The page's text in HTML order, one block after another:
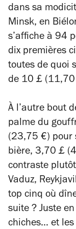
dans sa
Minsk, en
s’affiche à 94
dix premières
toutes de quoi
de 10 £ (11,70
À l’autre bout
palme du
(23,75 €) pour
bière, 3,70 £
contraste
Vaduz,
top cinq où
suite ? Juste
chiches… et